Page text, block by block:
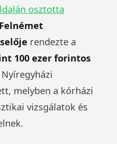
osztotta
rendezte a
100 ezer forintos
melyben a kórházi
vizsgálatok és